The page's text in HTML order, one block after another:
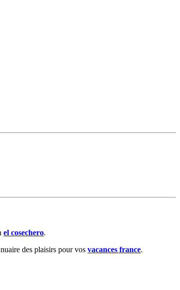
el cosechero.
des plaisirs pour vos vacances france.